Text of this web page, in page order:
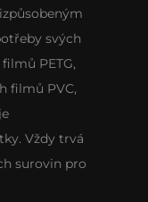
svých
PETG,
filmů PVC,
Vždy trvá
surovin pro